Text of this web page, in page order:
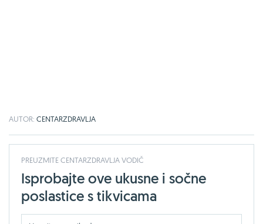
AUTOR: CENTARZDRAVLJA
PREUZMITE CENTARZDRAVLJA VODIČ
Isprobajte ove ukusne i sočne
poslastice s tikvicama